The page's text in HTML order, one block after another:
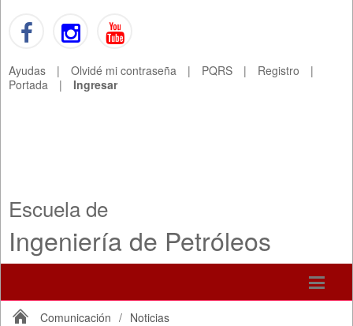
Ayudas | Olvidé mi contraseña | PQRS | Registro
|
Portada
| Ingresar
Escuela de
Ingeniería de Petróleos
Comunicación / Noticias